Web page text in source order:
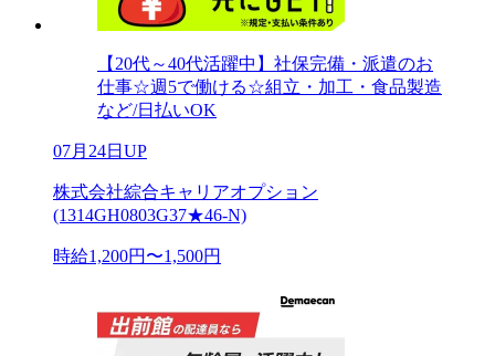
【20代～40代活躍中】社保完備・派遣のお
仕事☆週5で働ける☆組立・加工・食品製造
など/日払いOK
07月24日UP
株式会社綜合キャリアオプション
(1314GH0803G37★46-N)
時給1,200円〜1,500円